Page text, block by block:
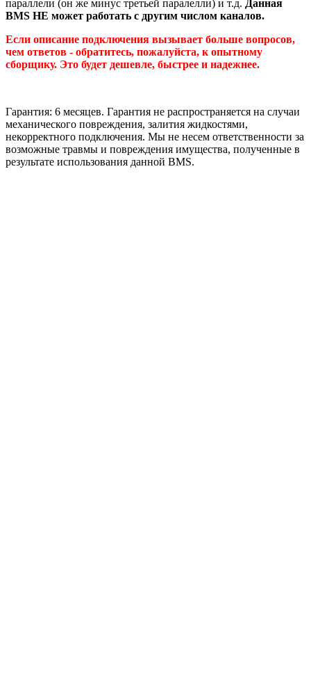
параллели (он же минус третьей паралелли) и т.д. Данная
BMS НЕ может работать с другим числом каналов.
Если описание подключения вызывает больше вопросов,
чем ответов - обратитесь, пожалуйста, к опытному
сборщику. Это будет дешевле, быстрее и надежнее.
Гарантия: 6 месяцев. Гарантия не распространяется на случаи
механического повреждения, залития жидкостями,
некорректного подключения. Мы не несем ответственности за
возможные травмы и повреждения имущества, полученные в
результате использования данной BMS.